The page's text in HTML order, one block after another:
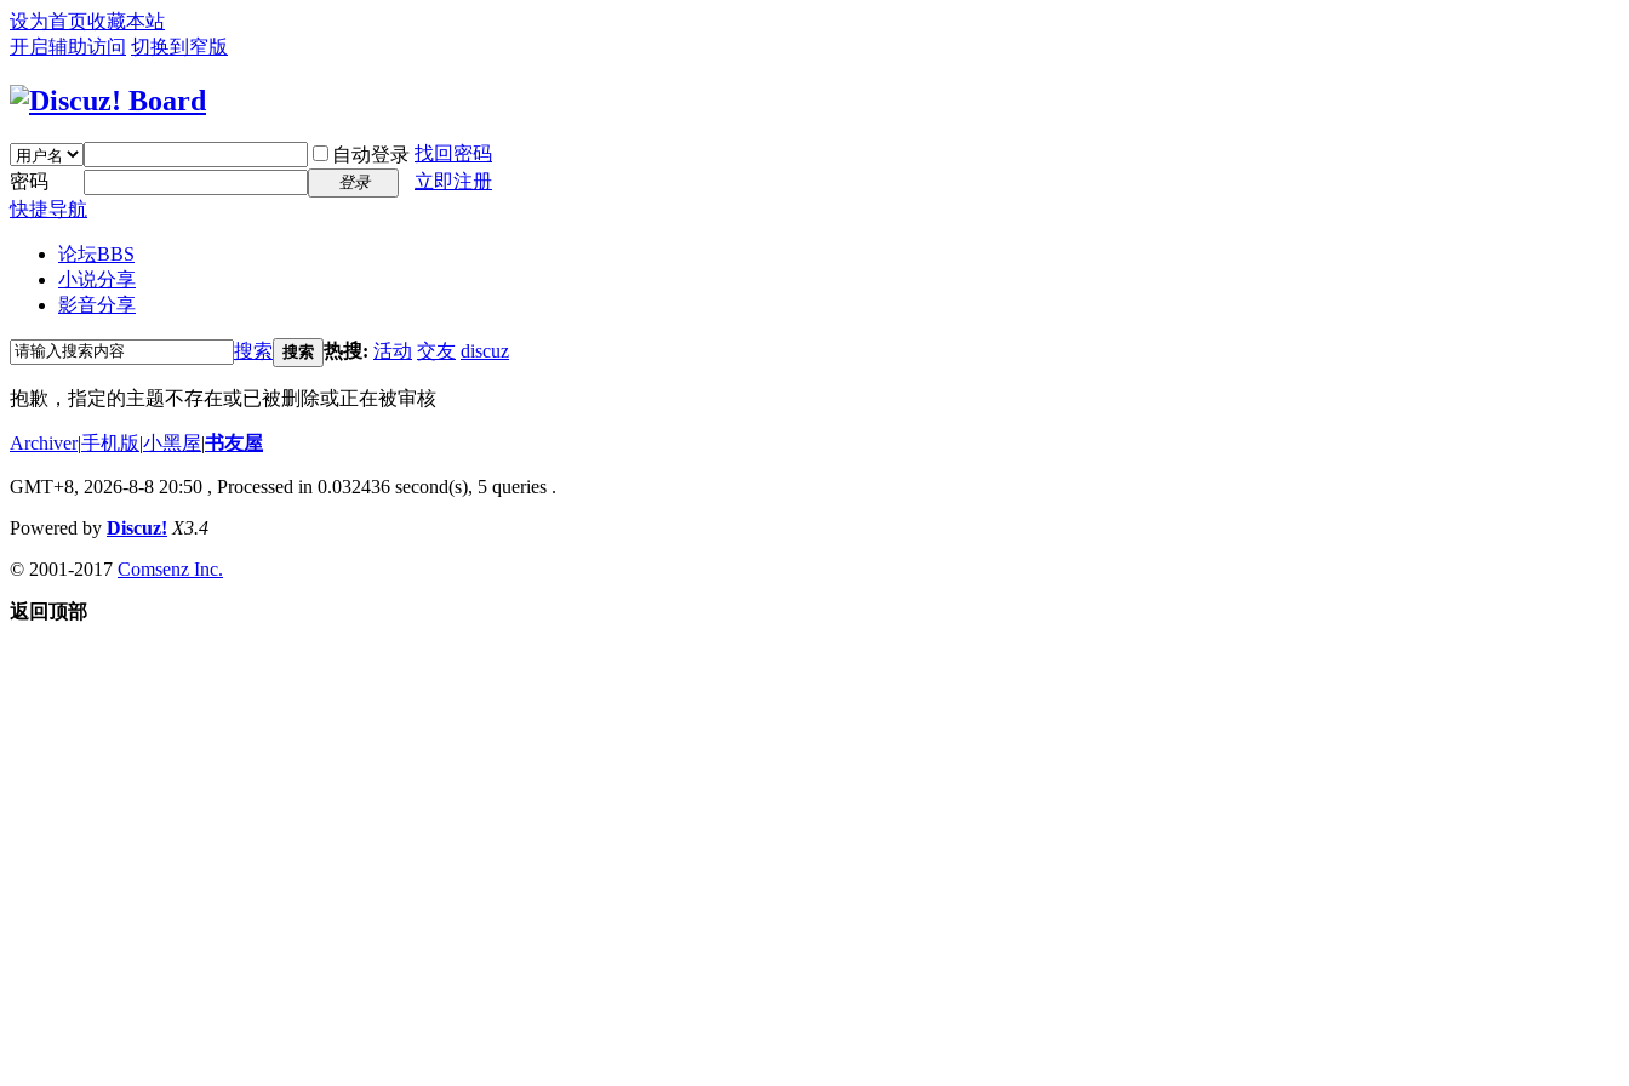
设为首页收藏本站
开启辅助访问 切换到窄版
自动登录 找回密码
密码
登录
立即注册
快捷导航
论坛BBS
小说分享
影音分享
搜索 搜索 热搜: 活动 交友 discuz
抱歉，指定的主题不存在或已被删除或正在被审核
Archiver|手机版|小黑屋|书友屋
GMT+8, 2026-8-8 20:50 , Processed in 0.032436 second(s), 5 queries .
Powered by Discuz! X3.4
© 2001-2017 Comsenz Inc.
返回顶部